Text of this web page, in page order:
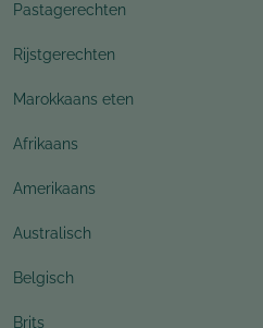
Pastagerechten
Rijstgerechten
Marokkaans eten
Afrikaans
Amerikaans
Australisch
Belgisch
Brits